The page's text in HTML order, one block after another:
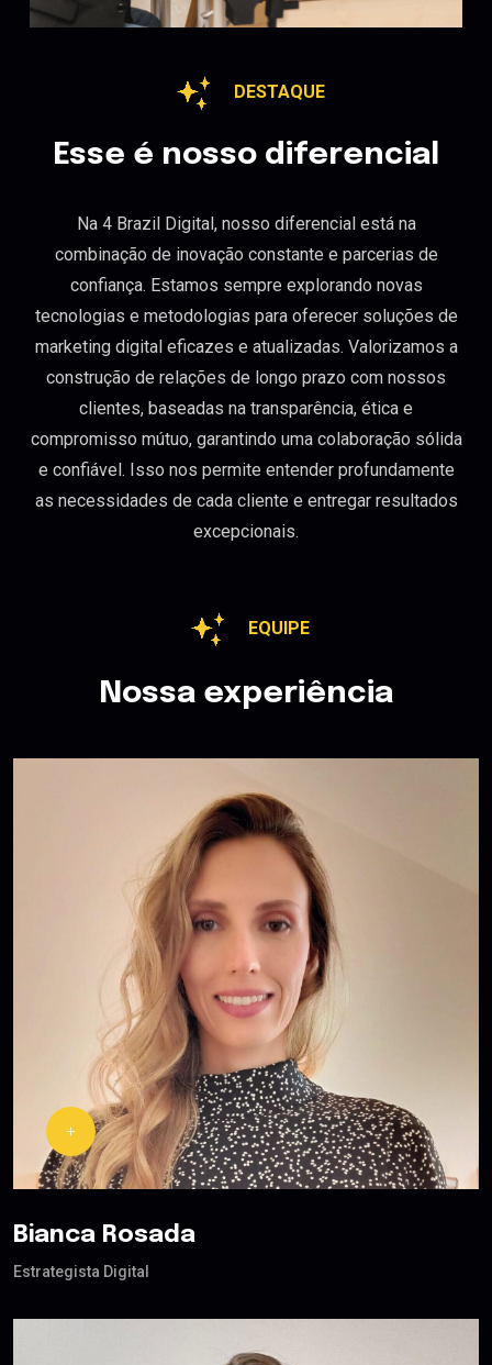
DESTAQUE
Esse é nosso diferencial
Na 4 Brazil Digital, nosso diferencial está na
combinação de inovação constante e parcerias de
confiança. Estamos sempre explorando novas
tecnologias e metodologias para oferecer soluções de
marketing digital eficazes e atualizadas. Valorizamos a
construção de relações de longo prazo com nossos
clientes, baseadas na transparência, ética e
compromisso mútuo, garantindo uma colaboração sólida
e confiável. Isso nos permite entender profundamente
as necessidades de cada cliente e entregar resultados
excepcionais.
EQUIPE
Nossa experiência
Bianca Rosada
Estrategista Digital